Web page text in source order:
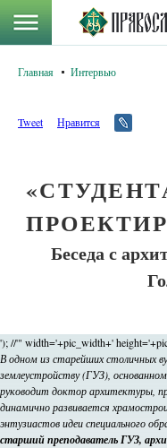
Главная Интервью
Tweet Нравится
Беседа с
'); //'" width='+pic_width+'
В одном из старейших столичных
землеустройству (ГУЗ),
руководит доктор архитектуры,
динамично развивается
энтузиастов идеи специального
старший преподаватель ГУЗ,